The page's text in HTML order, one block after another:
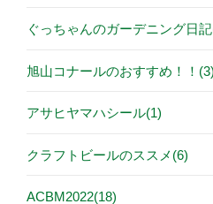
ぐっちゃんのガーデニング日
旭山コナールのおすすめ！！(3)
アサヒヤマハシール(1)
クラフトビールのススメ(6)
ACBM2022(18)